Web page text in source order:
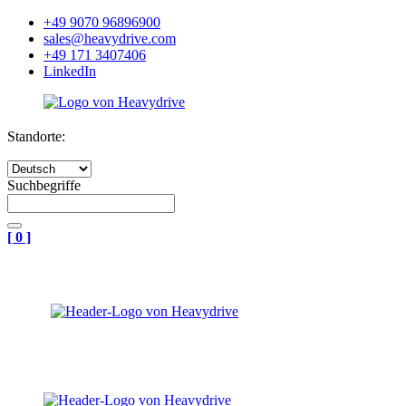
+49 9070 96896900
sales@heavydrive.com
+49 171 3407406
LinkedIn
Standorte:
Suchbegriffe
[ 0 ]